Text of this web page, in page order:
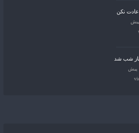
عادت نکن
شب شد